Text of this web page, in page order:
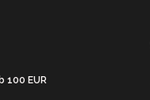
100 EUR